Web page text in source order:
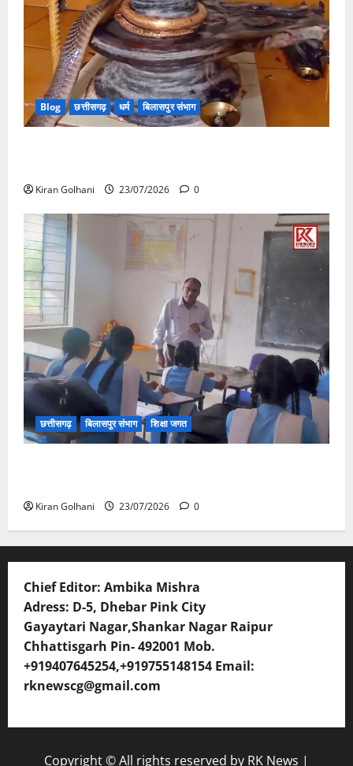
Blog छत्तीसगढ़ धर्म बिलासपुर संभाग
Kiran Golhani 23/07/2026 0
छत्तीसगढ़ बिलासपुर संभाग शिक्षा जगत
Kiran Golhani 23/07/2026 0
Chief Editor: Ambika Mishra
Adress: D-5, Dhebar Pink City
Gayaytari Nagar,Shankar Nagar Raipur
Chhattisgarh Pin- 492001 Mob.
+919407645254,+919755148154 Email:
rknewscg@gmail.com
Copyright © All rights reserved by RK News |